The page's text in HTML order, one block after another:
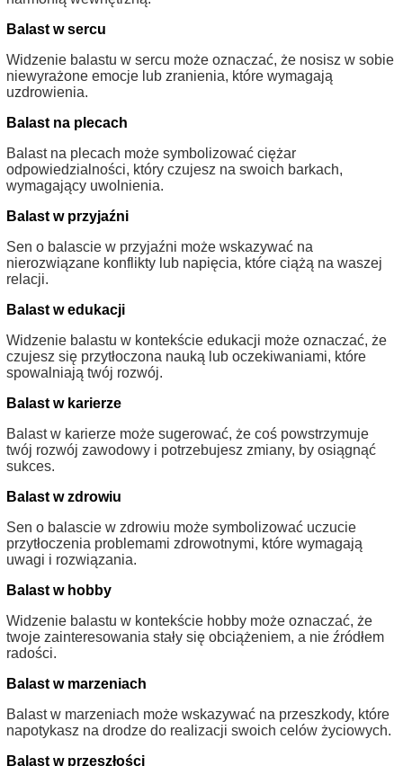
Balast w sercu
Widzenie balastu w sercu może oznaczać, że nosisz w sobie
niewyrażone emocje lub zranienia, które wymagają
uzdrowienia.
Balast na plecach
Balast na plecach może symbolizować ciężar
odpowiedzialności, który czujesz na swoich barkach,
wymagający uwolnienia.
Balast w przyjaźni
Sen o balascie w przyjaźni może wskazywać na
nierozwiązane konflikty lub napięcia, które ciążą na waszej
relacji.
Balast w edukacji
Widzenie balastu w kontekście edukacji może oznaczać, że
czujesz się przytłoczona nauką lub oczekiwaniami, które
spowalniają twój rozwój.
Balast w karierze
Balast w karierze może sugerować, że coś powstrzymuje
twój rozwój zawodowy i potrzebujesz zmiany, by osiągnąć
sukces.
Balast w zdrowiu
Sen o balascie w zdrowiu może symbolizować uczucie
przytłoczenia problemami zdrowotnymi, które wymagają
uwagi i rozwiązania.
Balast w hobby
Widzenie balastu w kontekście hobby może oznaczać, że
twoje zainteresowania stały się obciążeniem, a nie źródłem
radości.
Balast w marzeniach
Balast w marzeniach może wskazywać na przeszkody, które
napotykasz na drodze do realizacji swoich celów życiowych.
Balast w przeszłości